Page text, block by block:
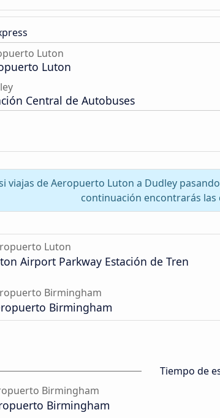
Luton
Luton
Central de Autobuses
viajas de Aeropuerto Luton a Dudley
continuación encontrarás
Luton
Airport Parkway Estación de Tren
Birmingham
Birmingham
Tiempo de
Birmingham
Birmingham